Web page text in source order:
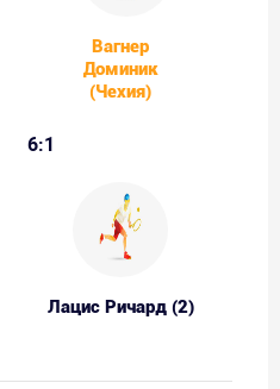
Вагнер
Доминик
(Чехия)
6:1
Лацис Ричард (2)